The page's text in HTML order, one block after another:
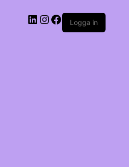
LinkedIn
Instagram
Facebook
Logga in